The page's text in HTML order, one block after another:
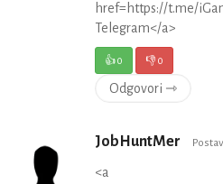
href=https://t.me/
Telegram</a>
👍0 👎0
Odgovori ⇾
JobHuntMer
<a